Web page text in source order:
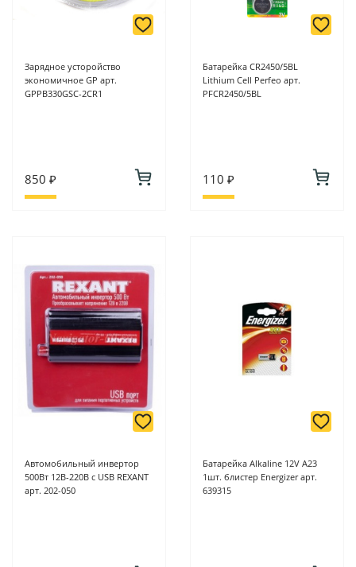
Зарядное усторойство
экономичное GP арт.
GPPB330GSC-2CR1
850 ₽
Батарейка CR2450/5BL
Lithium Cell Perfeo арт.
PFCR2450/5BL
110 ₽
Автомобильный инвертор
500Вт 12В-220В c USB REXANT
арт. 202-050
Батарейка Alkaline 12V A23
1шт. блистер Energizer арт.
639315